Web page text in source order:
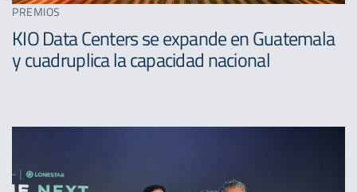
PREMIOS
KIO Data Centers se expande en Guatemala
y cuadruplica la capacidad nacional